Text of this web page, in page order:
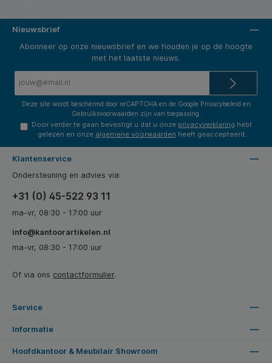
Nieuwsbrief
Abonneer op onze nieuwsbrief en we houden je op de hoogte
met het laatste nieuws.
Deze site wordt beschermd door reCAPTCHA en de Google Privacybeleid en
Gebruiksvoorwaarden zijn van toepassing.
Door verder te gaan bevestigt u dat u onze privacyverklaring hebt
gelezen en onze algemene voorwaarden heeft geaccepteerd.
Klantenservice
Ondersteuning en advies via:
+31 (0) 45-522 93 11
ma-vr, 08:30 - 17:00 uur
info@kantoorartikelen.nl
ma-vr, 08:30 - 17:00 uur
Of via ons contactformulier.
Service
Informatie
Hoofdkantoor & Meubilair Showroom